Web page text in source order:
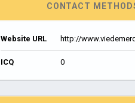
CONTACT
Website URL http://
ICQ 0